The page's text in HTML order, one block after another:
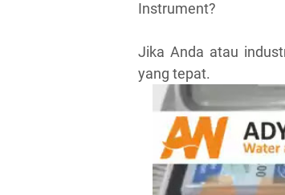
Instrument?
Jika Anda atau
yang tepat.